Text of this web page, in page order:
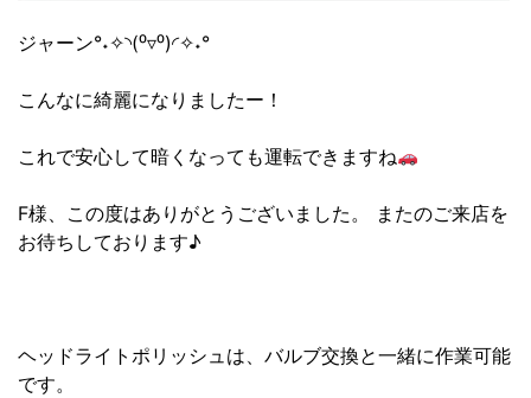
ジャーン°˖✧◝(⁰▿⁰)◜✧˖°
こんなに綺麗になりましたー！
これで安心して暗くなっても運転できますね
F様、この度はありがとうございました。 またのご来店を
お待ちしております♪
ヘッドライトポリッシュは、バルブ交換と一緒に作業可能
です。